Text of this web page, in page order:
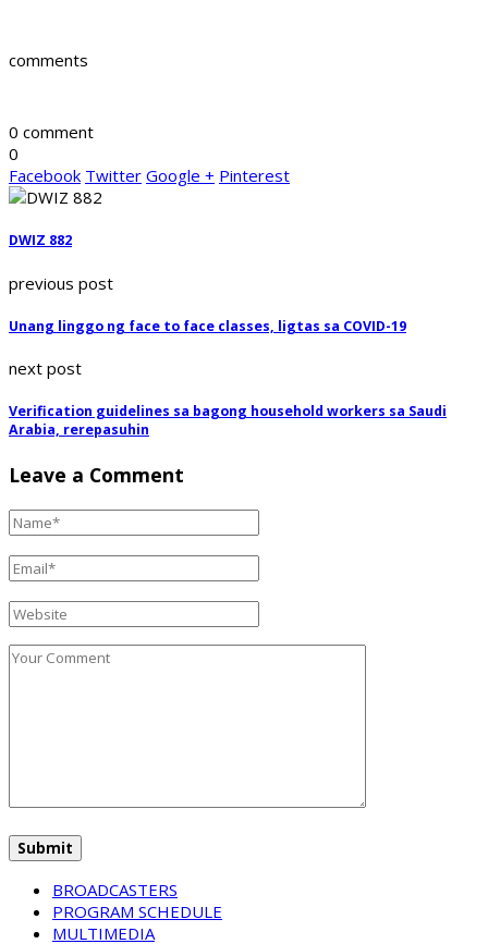
comments
0 comment
0
Facebook Twitter Google + Pinterest
DWIZ 882
previous post
Unang linggo ng face to face classes, ligtas sa COVID-19
next post
Verification guidelines sa bagong household workers sa Saudi
Arabia, rerepasuhin
Leave a Comment
BROADCASTERS
PROGRAM SCHEDULE
MULTIMEDIA